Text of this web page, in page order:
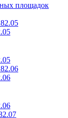
площадок